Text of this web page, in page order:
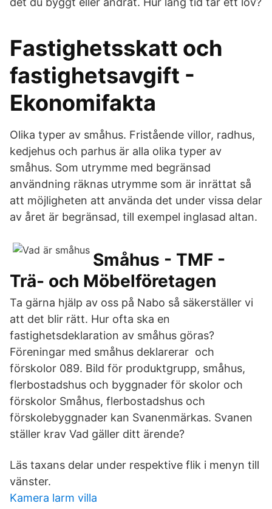
Fastighetsskatt och
fastighetsavgift -
Ekonomifakta
Olika typer av småhus. Fristående villor, radhus,
kedjehus och parhus är alla olika typer av
småhus. Som utrymme med begränsad
användning räknas utrymme som är inrättat så
att möjligheten att använda det under vissa delar
av året är begränsad, till exempel inglasad altan.
Småhus - TMF -
Trä- och Möbelföretagen
Ta gärna hjälp av oss på Nabo så säkerställer vi
att det blir rätt. Hur ofta ska en
fastighetsdeklaration av småhus göras?
Föreningar med småhus deklarerar och
förskolor 089. Bild för produktgrupp, småhus,
flerbostadshus och byggnader för skolor och
förskolor Småhus, flerbostadshus och
förskolebyggnader kan Svanenmärkas. Svanen
ställer krav Vad gäller ditt ärende?
Läs taxans delar under respektive flik i menyn till
vänster.
Kamera larm villa